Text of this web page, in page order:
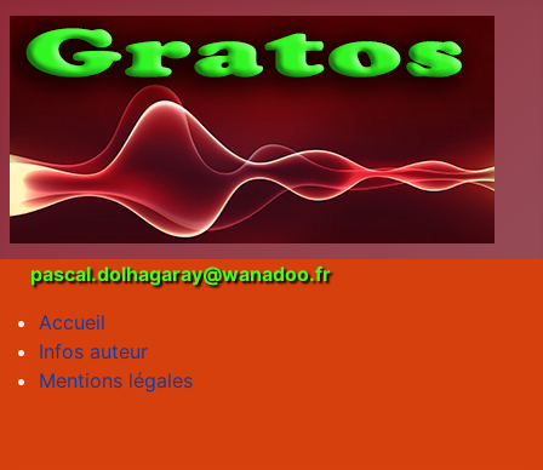
pascal.dolhagaray@wanadoo.fr
Accueil
Infos auteur
Mentions légales